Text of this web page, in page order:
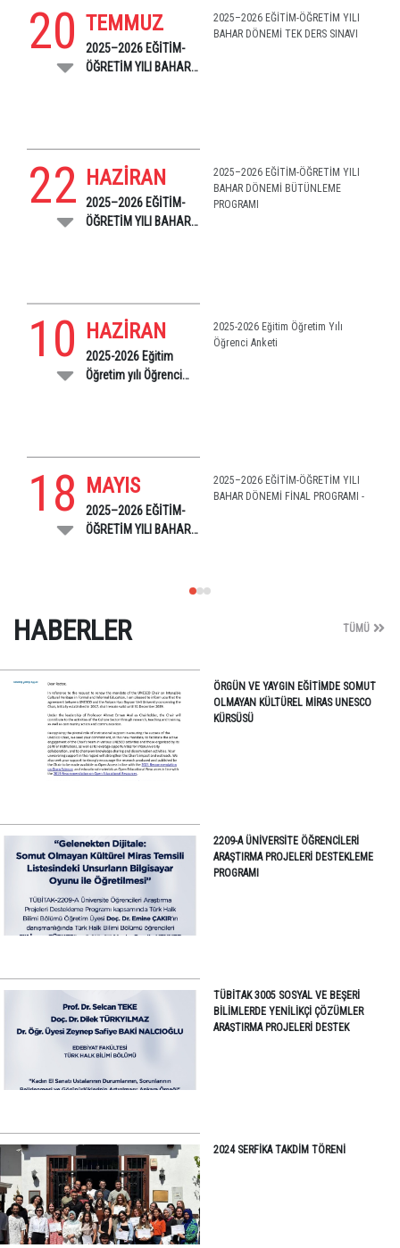
20 TEMMUZ
2025–2026 EĞİTİM-
ÖĞRETİM YILI BAHAR
2025–2026 EĞİTİM-ÖĞRETİM YILI
BAHAR DÖNEMİ TEK DERS SINAVI
22 HAZİRAN
2025–2026 EĞİTİM-
ÖĞRETİM YILI BAHAR
2025–2026 EĞİTİM-ÖĞRETİM YILI
BAHAR DÖNEMİ BÜTÜNLEME
PROGRAMI
10 HAZİRAN
2025-2026 Eğitim
Öğretim yılı Öğrenci
2025-2026 Eğitim Öğretim Yılı
Öğrenci Anketi
18 MAYIS
2025–2026 EĞİTİM-
ÖĞRETİM YILI BAHAR
2025–2026 EĞİTİM-ÖĞRETİM YILI
BAHAR DÖNEMİ FİNAL PROGRAMI -
HABERLER TÜMÜ
ÖRGÜN VE YAYGIN EĞITIMDE SOMUT
OLMAYAN KÜLTÜREL MIRAS UNESCO
KÜRSÜSÜ
2209-A ÜNIVERSITE ÖĞRENCILERI
ARAŞTIRMA PROJELERI DESTEKLEME
PROGRAMI
TÜBİTAK 3005 SOSYAL VE BEŞERİ
BİLİMLERDE YENİLİKÇİ ÇÖZÜMLER
ARAŞTIRMA PROJELERİ DESTEK
2024 SERFIKA TAKDIM TÖRENI